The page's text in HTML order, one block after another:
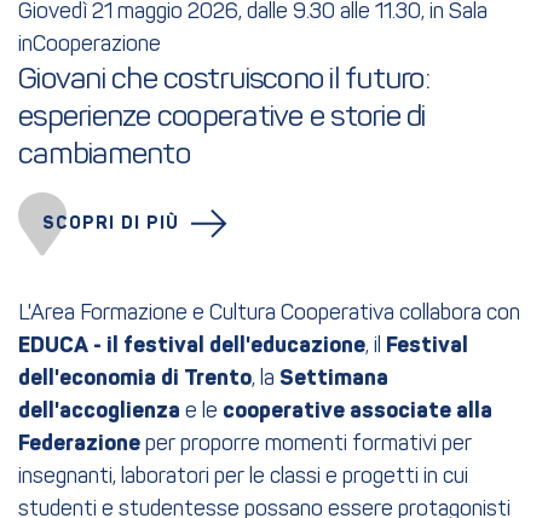
Giovedì 21 maggio 2026, dalle 9.30 alle 11.30, in Sala
inCooperazione
Giovani che costruiscono il futuro:
esperienze cooperative e storie di
cambiamento
SCOPRI DI PIÙ
L'Area Formazione e Cultura Cooperativa collabora con
EDUCA - il festival dell'educazione, il Festival
dell'economia di Trento, la Settimana
dell'accoglienza e le cooperative associate alla
Federazione per proporre momenti formativi per
insegnanti, laboratori per le classi e progetti in cui
studenti e studentesse possano essere protagonisti